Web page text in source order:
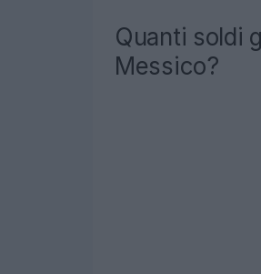
Quanti soldi
Messico?